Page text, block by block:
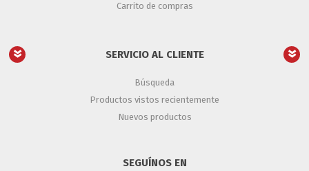
Carrito de compras
SERVICIO AL CLIENTE
Búsqueda
Productos vistos recientemente
Nuevos productos
SEGUÍNOS EN